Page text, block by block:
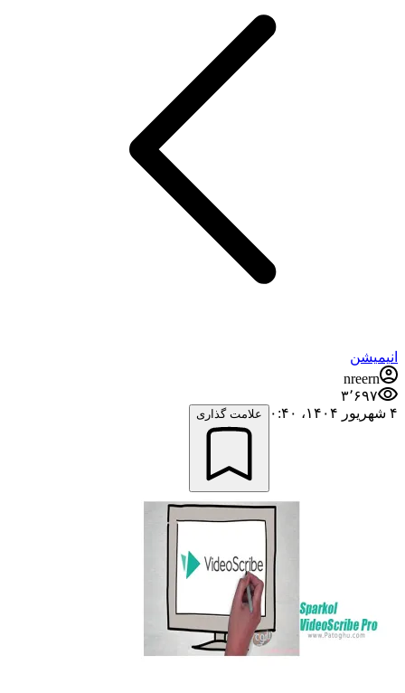
انیمیشن
nreern
۳٬۶۹۷
۴ شهریور ۱۴۰۴،‏ ۰:۴۰
علامت گذاری